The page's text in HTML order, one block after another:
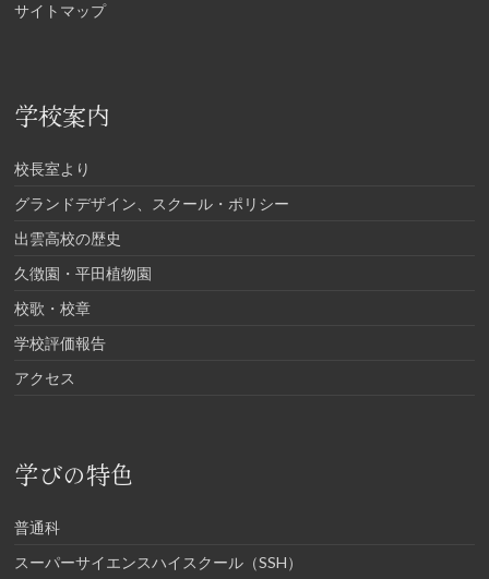
サイトマップ
学校案内
校長室より
グランドデザイン、スクール・ポリシー
出雲高校の歴史
久徴園・平田植物園
校歌・校章
学校評価報告
アクセス
学びの特色
普通科
スーパーサイエンスハイスクール（SSH）